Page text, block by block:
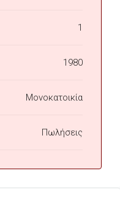
1
1980
Μονοκατοικία
Πωλήσεις